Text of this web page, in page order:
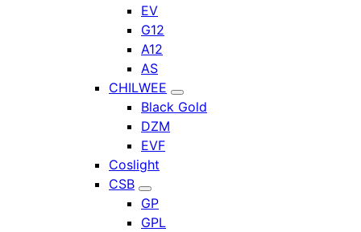
EV
G12
A12
AS
CHILWEE
Black Gold
DZM
EVF
Coslight
CSB
GP
GPL